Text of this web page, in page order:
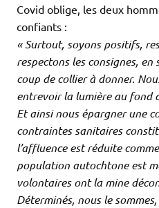
Covid oblige, les deux
confiants :
« Surtout, soyons positifs,
respectons les consignes, en
coup de collier à donner.
entrevoir la lumière au fond
Et ainsi nous épargner une
contraintes sanitaires
l’affluence est réduite
population autochtone est
volontaires ont la mine
Déterminés, nous le